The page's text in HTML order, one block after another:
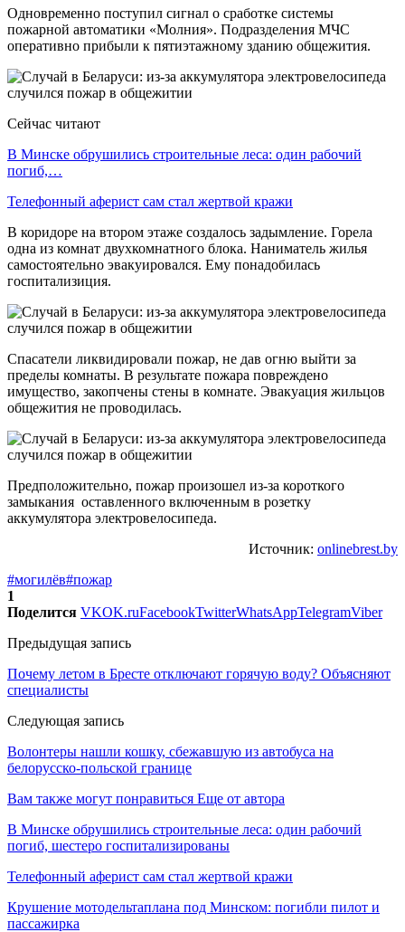
Одновременно поступил сигнал о сработке системы
пожарной автоматики «Молния». Подразделения МЧС
оперативно прибыли к пятиэтажному зданию общежития.
Сейчас читают
В Минске обрушились строительные леса: один рабочий
погиб,…
Телефонный аферист сам стал жертвой кражи
В коридоре на втором этаже создалось задымление. Горела
одна из комнат двухкомнатного блока. Наниматель жилья
самостоятельно эвакуировался. Ему понадобилась
госпитализиция.
Спасатели ликвидировали пожар, не дав огню выйти за
пределы комнаты. В результате пожара повреждено
имущество, закопчены стены в комнате. Эвакуация жильцов
общежития не проводилась.
Предположительно, пожар произошел из-за короткого
замыкания оставленного включенным в розетку
аккумулятора электровелосипеда.
Источник: onlinebrest.by
#могилёв#пожар
1
Поделится VKOK.ruFacebookTwitterWhatsAppTelegramViber
Предыдущая запись
Почему летом в Бресте отключают горячую воду? Объясняют
специалисты
Следующая запись
Волонтеры нашли кошку, сбежавшую из автобуса на
белорусско-польской границе
Вам также могут понравиться Еще от автора
В Минске обрушились строительные леса: один рабочий
погиб, шестеро госпитализированы
Телефонный аферист сам стал жертвой кражи
Крушение мотодельтаплана под Минском: погибли пилот и
пассажирка